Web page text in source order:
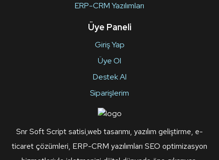
ERP-CRM Yazılımları
Üye Paneli
Giriş Yap
Üye Ol
Destek Al
Siparişlerim
Snr Soft Script satisi,web tasarımı, yazılım geliştirme, e-
ticaret çözümleri, ERP-CRM yazılımları SEO optimizasyon